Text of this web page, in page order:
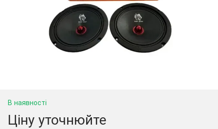
В наявності
Ціну уточнюйте